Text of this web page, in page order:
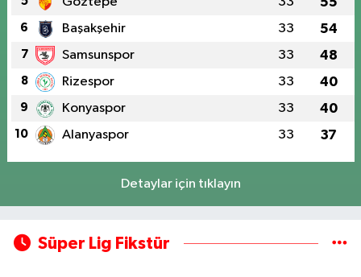
6 Başakşehir 33 54
7 Samsunspor 33 48
8 Rizespor 33 40
9 Konyaspor 33 40
10 Alanyaspor 33 37
Detaylar için tıklayın
Süper Lig Fikstür